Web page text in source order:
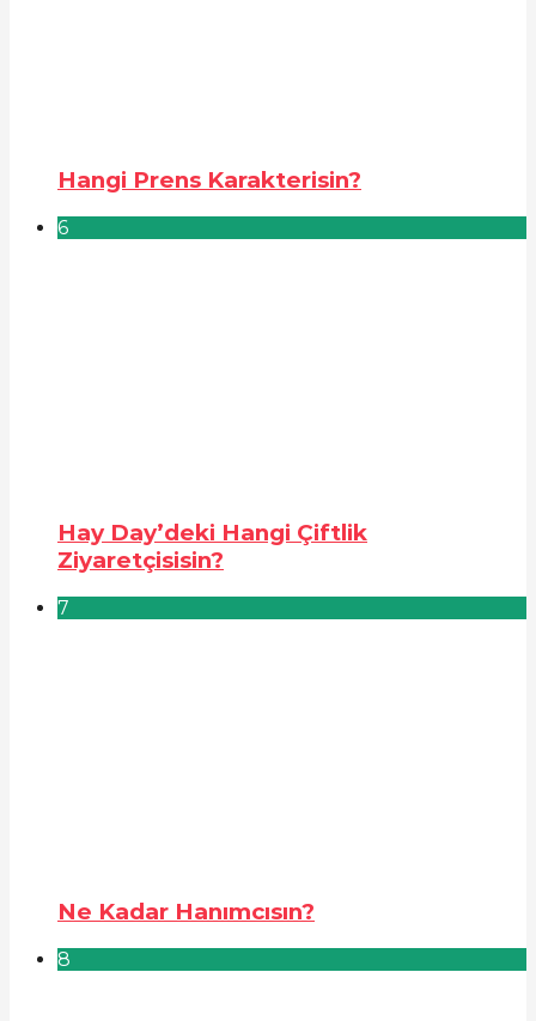
Hangi Prens Karakterisin?
6
Hay Day’deki Hangi Çiftlik
Ziyaretçisisin?
7
Ne Kadar Hanımcısın?
8